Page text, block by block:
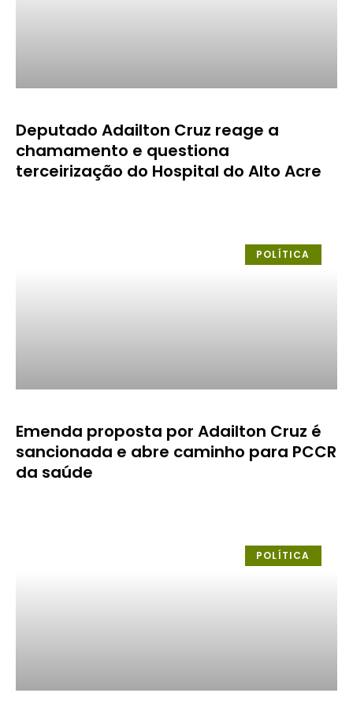
Deputado Adailton Cruz reage a
chamamento e questiona
terceirização do Hospital do Alto Acre
POLÍTICA
Emenda proposta por Adailton Cruz é
sancionada e abre caminho para PCCR
da saúde
POLÍTICA